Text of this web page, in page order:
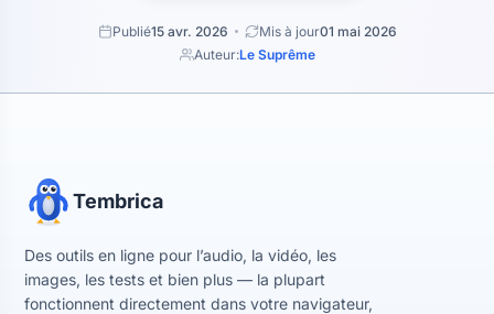
Publié15 avr. 2026 Mis à jour01 mai 2026
Auteur:Le Suprême
Tembrica
Des outils en ligne pour l’audio, la vidéo, les
images, les tests et bien plus — la plupart
fonctionnent directement dans votre navigateur,